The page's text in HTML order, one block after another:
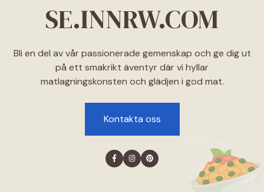
SE.INNRW.COM
Bli en del av vår passionerade gemenskap och ge dig ut
på ett smakrikt äventyr där vi hyllar
matlagningskonsten och glädjen i god mat.
Kontakta oss